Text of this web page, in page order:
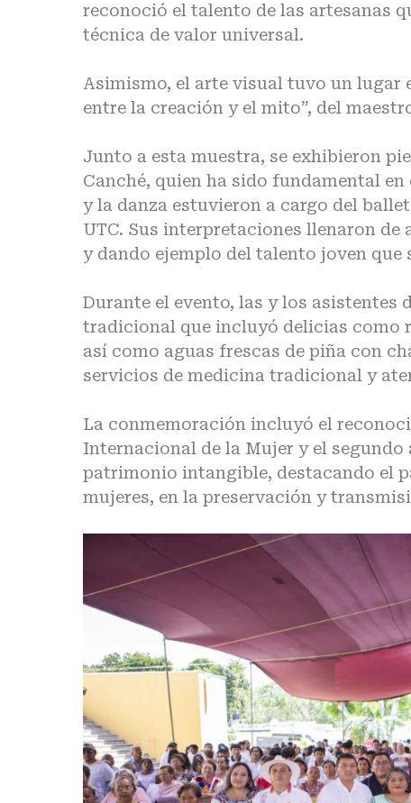
reconoció el talento de las artesanas
técnica de valor universal.
Asimismo, el arte visual tuvo un lugar
entre la creación y el mito”, del
Junto a esta muestra, se exhibieron
Canché, quien ha sido fundamental
y la danza estuvieron a cargo del
UTC. Sus interpretaciones llenaron
y dando ejemplo del talento joven que
Durante el evento, las y los
tradicional que incluyó delicias como
así como aguas frescas de piña con
servicios de medicina tradicional y
La conmemoración incluyó el
Internacional de la Mujer y el
patrimonio intangible, destacando el
mujeres, en la preservación y